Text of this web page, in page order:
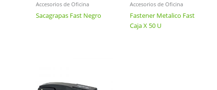
Accesorios de Oficina
Sacagrapas Fast Negro
Accesorios de Oficina
Fastener Metalico Fast
Caja X 50 U